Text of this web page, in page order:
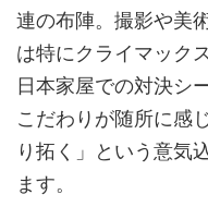
連の布陣。撮影や美
は特にクライマック
日本家屋での対決シ
こだわりが随所に感
り拓く」という意気
ます。